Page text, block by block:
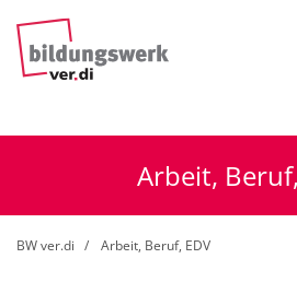
Arbeit,
BW ver.di Arbeit, Beruf, EDV